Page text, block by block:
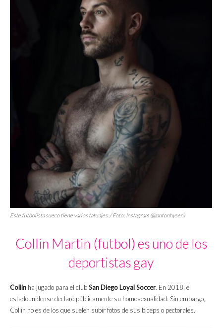
Este futbolista sueco tiene varios tatuajes. / Foto: Instagram (@antonhysen)
Collin Martin (futbol) es uno de los
deportistas gay
Collin ha jugado para el clubSan Diego Loyal Soccer. En 2018, el
estadounidense declaró públicamente su homosexualidad. Sin embargo,
Collin no es de los que suelen subir fotos de sus bíceps o pectorales.